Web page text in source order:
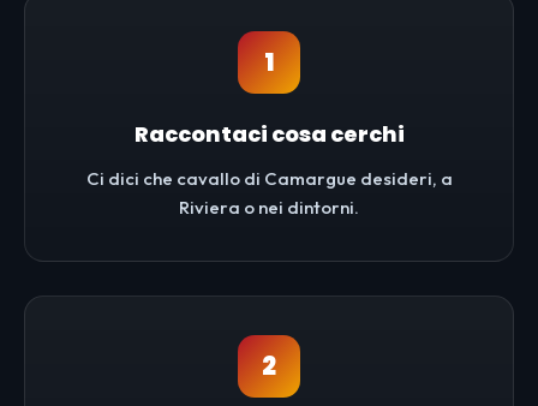
1
Raccontaci cosa cerchi
Ci dici che cavallo di Camargue desideri, a
Riviera o nei dintorni.
2